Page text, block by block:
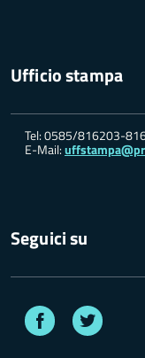
Ufficio stampa
Tel: 0585/816203-
E-Mail:
Seguici su
Facebook